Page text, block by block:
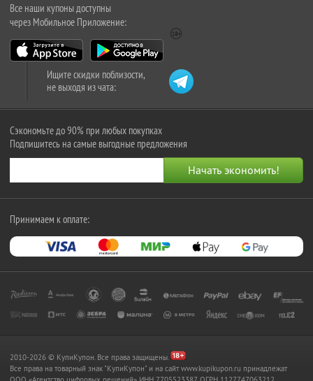
Все наши купоны доступны
через Мобильное Приложение:
Ищите скидки поблизости,
не выходя из чата:
Сэкономьте до 90% при любых покупках
Подпишитесь на самые выгодные предложения
Принимаем к оплате:
2010-2026 © КупиКупон. Все права защищены.
Все права на товарный знак "КупиКупон" и на сайт www.kupikupon.ru принадлежат